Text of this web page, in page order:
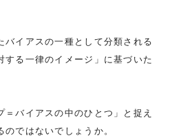
バイアスの一種として分類される
する一律のイメージ」に基づいた
バイアスの中のひとつ」と捉え
ではないでしょうか。